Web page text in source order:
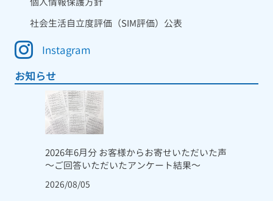
社会生活自立度評価（SIM評価）公表
Instagram
お知らせ
2026年6月分 お客様からお寄せいただいた声
～ご回答いただいたアンケート結果～
2026/08/05